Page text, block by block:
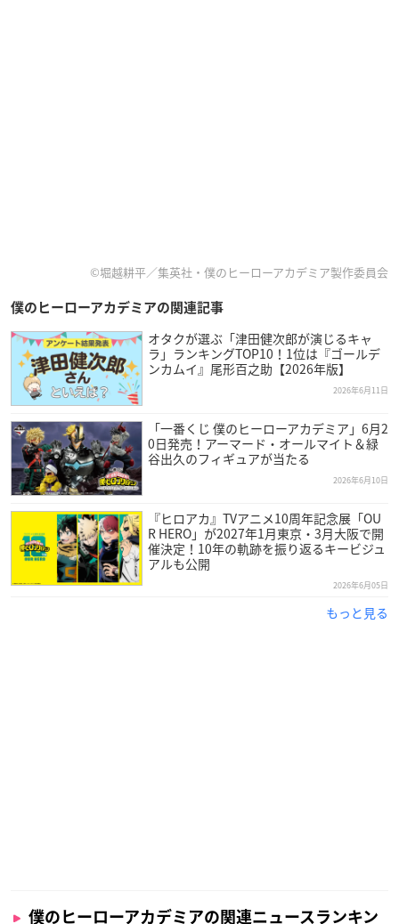
©堀越耕平／集英社・僕のヒーローアカデミア製作委員会
僕のヒーローアカデミアの関連記事
オタクが選ぶ「津田健次郎が演じるキャ
ラ」ランキングTOP10！1位は『ゴールデ
ンカムイ』尾形百之助【2026年版】
2026年6月11日
「一番くじ 僕のヒーローアカデミア」6月2
0日発売！アーマード・オールマイト＆緑
谷出久のフィギュアが当たる
2026年6月10日
『ヒロアカ』TVアニメ10周年記念展「OU
R HERO」が2027年1月東京・3月大阪で開
催決定！10年の軌跡を振り返るキービジュ
アルも公開
2026年6月05日
もっと見る
僕のヒーローアカデミアの関連ニュースランキン